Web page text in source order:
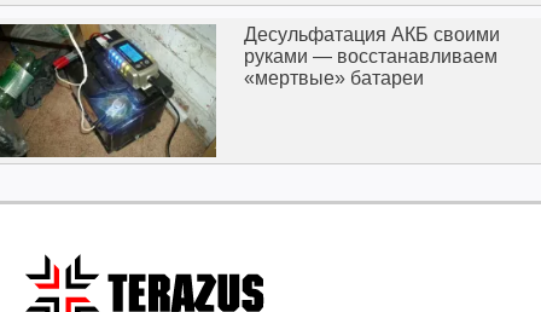
Десульфатация АКБ своими
руками — восстанавливаем
«мертвые» батареи